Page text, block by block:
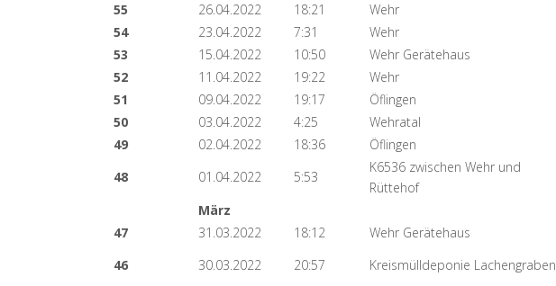
55
26.04.2022 18:21 Wehr
54
23.04.2022 7:31 Wehr
53
15.04.2022 10:50 Wehr Gerätehaus
52
11.04.2022 19:22 Wehr
51
09.04.2022 19:17 Öflingen
50
03.04.2022 4:25 Wehratal
49
02.04.2022 18:36 Öflingen
48
01.04.2022 5:53
K6536 zwischen Wehr und
Rüttehof
März
47
31.03.2022 18:12 Wehr Gerätehaus
46
30.03.2022 20:57 Kreismülldeponie Lachengraben